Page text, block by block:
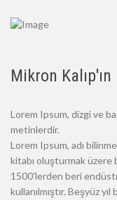
Mikron
Lorem Ipsum, dizgi ve
metinlerdir.
Lorem Ipsum, adı
kitabı oluşturmak üzere
1500'lerden beri
kullanılmıştır. Beşyüz